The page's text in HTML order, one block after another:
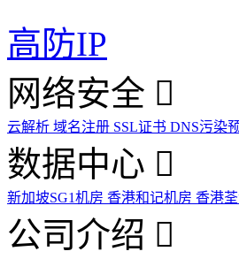
高防IP
网络安全
云解析 域名注册 SSL证书 DNS污染
数据中心
新加坡SG1机房 香港和记机房 香港
公司介绍